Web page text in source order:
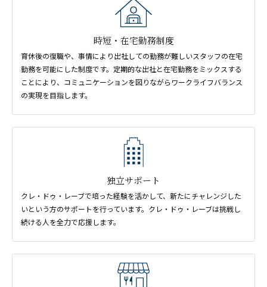
時短・在宅勤務制度
育休後の復職や、事情により出社しての勤務が難しいスタッフの在宅
勤務を可能にした制度です。定期的な出社と在宅勤務をミックスする
ことにより、コミュニケーションを図りながらワークライフバランス
の実現を目指します。
独立サポート
クレ・ドゥ・レーブで培った経験を活かして、新たにチャレンジした
いという方のサポートを行っています。クレ・ドゥ・レーブは挑戦し
続ける人を全力で応援します。